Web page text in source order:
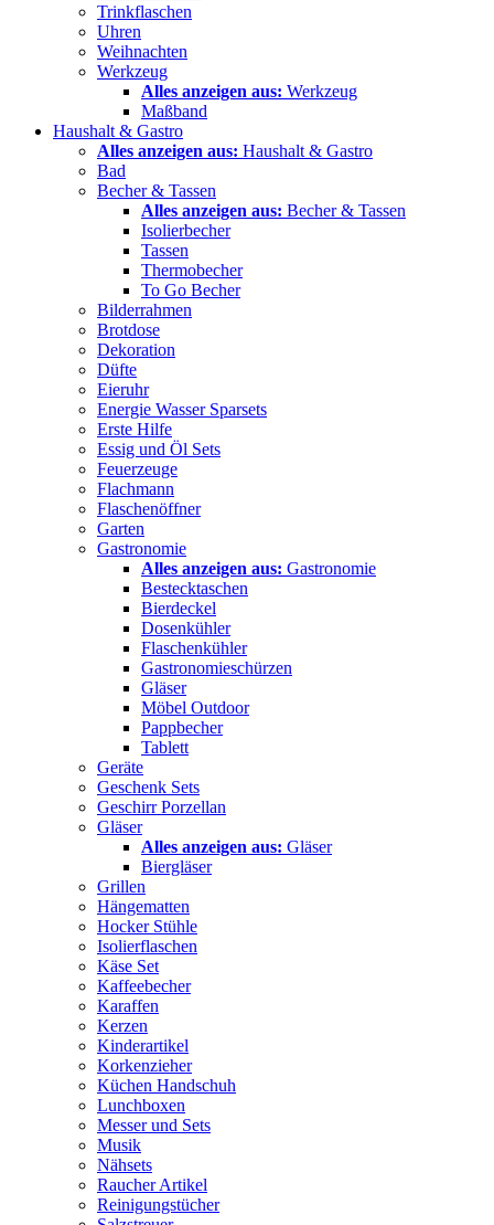
Trinkflaschen
Uhren
Weihnachten
Werkzeug
Alles anzeigen aus: Werkzeug
Maßband
Haushalt & Gastro
Alles anzeigen aus: Haushalt & Gastro
Bad
Becher & Tassen
Alles anzeigen aus: Becher & Tassen
Isolierbecher
Tassen
Thermobecher
To Go Becher
Bilderrahmen
Brotdose
Dekoration
Düfte
Eieruhr
Energie Wasser Sparsets
Erste Hilfe
Essig und Öl Sets
Feuerzeuge
Flachmann
Flaschenöffner
Garten
Gastronomie
Alles anzeigen aus: Gastronomie
Bestecktaschen
Bierdeckel
Dosenkühler
Flaschenkühler
Gastronomieschürzen
Gläser
Möbel Outdoor
Pappbecher
Tablett
Geräte
Geschenk Sets
Geschirr Porzellan
Gläser
Alles anzeigen aus: Gläser
Biergläser
Grillen
Hängematten
Hocker Stühle
Isolierflaschen
Käse Set
Kaffeebecher
Karaffen
Kerzen
Kinderartikel
Korkenzieher
Küchen Handschuh
Lunchboxen
Messer und Sets
Musik
Nähsets
Raucher Artikel
Reinigungstücher